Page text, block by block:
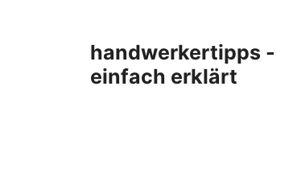
handwerkertipps -
einfach erklärt